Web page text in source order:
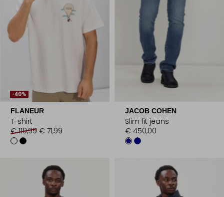
-40%
FLANEUR
T-shirt
€ 119,99 € 71,99
JACOB COHEN
Slim fit jeans
€ 450,00